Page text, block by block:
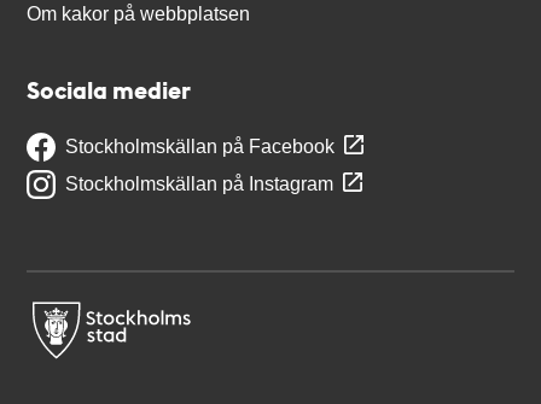
Om kakor på webbplatsen
Sociala medier
Stockholmskällan på Facebook
Stockholmskällan på Instagram